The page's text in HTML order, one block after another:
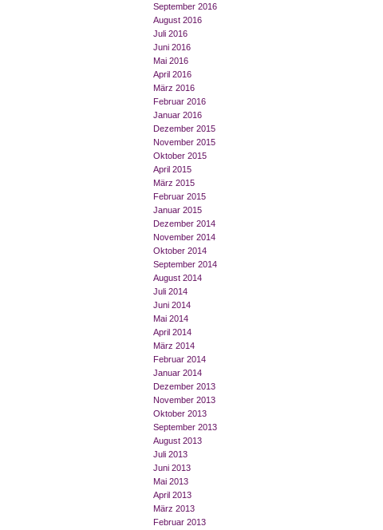
September 2016
August 2016
Juli 2016
Juni 2016
Mai 2016
April 2016
März 2016
Februar 2016
Januar 2016
Dezember 2015
November 2015
Oktober 2015
April 2015
März 2015
Februar 2015
Januar 2015
Dezember 2014
November 2014
Oktober 2014
September 2014
August 2014
Juli 2014
Juni 2014
Mai 2014
April 2014
März 2014
Februar 2014
Januar 2014
Dezember 2013
November 2013
Oktober 2013
September 2013
August 2013
Juli 2013
Juni 2013
Mai 2013
April 2013
März 2013
Februar 2013